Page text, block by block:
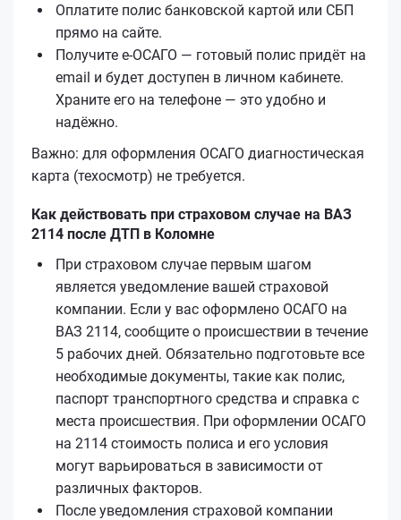
Оплатите полис банковской картой или СБП
прямо на сайте.
Получите е‑ОСАГО — готовый полис придёт на
email и будет доступен в личном кабинете.
Храните его на телефоне — это удобно и
надёжно.
Важно: для оформления ОСАГО диагностическая
карта (техосмотр) не требуется.
Как действовать при страховом случае на ВАЗ
2114 после ДТП в Коломне
При страховом случае первым шагом
является уведомление вашей страховой
компании. Если у вас оформлено ОСАГО на
ВАЗ 2114, сообщите о происшествии в течение
5 рабочих дней. Обязательно подготовьте все
необходимые документы, такие как полис,
паспорт транспортного средства и справка с
места происшествия. При оформлении ОСАГО
на 2114 стоимость полиса и его условия
могут варьироваться в зависимости от
различных факторов.
После уведомления страховой компании